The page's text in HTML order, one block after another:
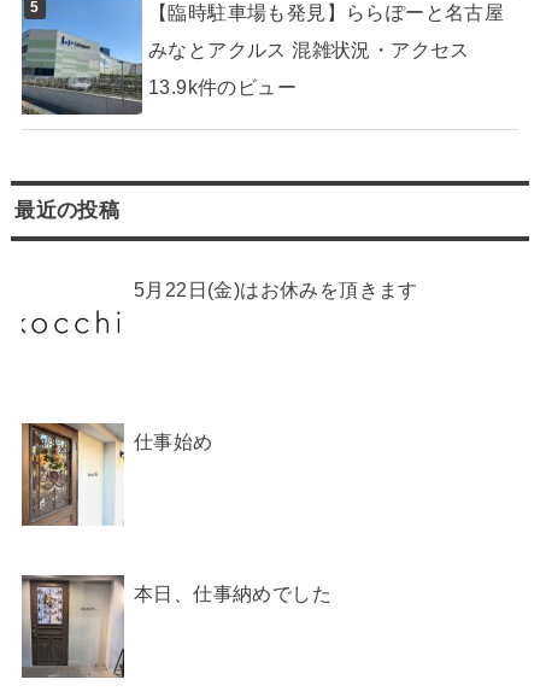
【臨時駐車場も発見】ららぽーと名古屋
みなとアクルス 混雑状況・アクセス
13.9k件のビュー
最近の投稿
5月22日(金)はお休みを頂きます
仕事始め
本日、仕事納めでした